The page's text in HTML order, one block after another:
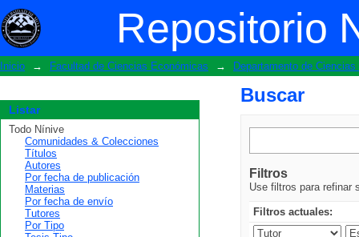
Repositorio
Buscar
Inicio → Facultad de Ciencias Económicas → Departamento de
Buscar
Filtros
Use filtros para refinar
Filtros actuales:
Listar
Todo Nínive
Comunidades & Colecciones
Títulos
Autores
Por fecha de publicación
Materias
Por fecha de envío
Tutores
Por Tipo